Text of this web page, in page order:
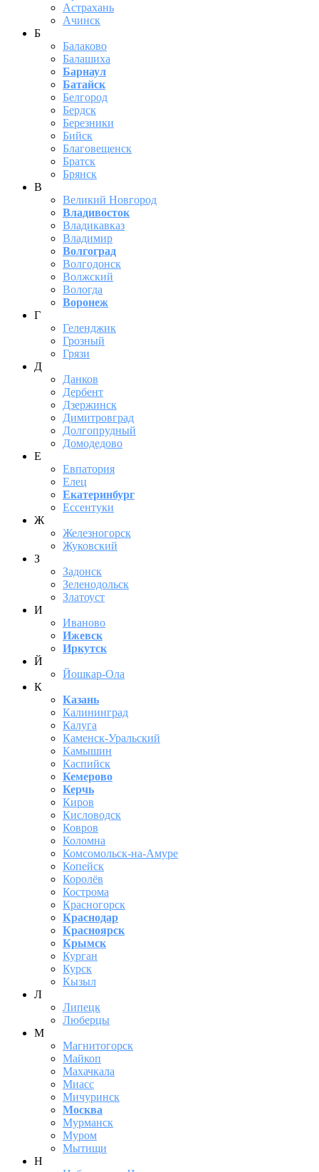
Астрахань
Ачинск
Б
Балаково
Балашиха
Барнаул
Батайск
Белгород
Бердск
Березники
Бийск
Благовещенск
Братск
Брянск
В
Великий Новгород
Владивосток
Владикавказ
Владимир
Волгоград
Волгодонск
Волжский
Вологда
Воронеж
Г
Геленджик
Грозный
Грязи
Д
Данков
Дербент
Дзержинск
Димитровград
Долгопрудный
Домодедово
Е
Евпатория
Елец
Екатеринбург
Ессентуки
Ж
Железногорск
Жуковский
З
Задонск
Зеленодольск
Златоуст
И
Иваново
Ижевск
Иркутск
Й
Йошкар-Ола
К
Казань
Калининград
Калуга
Каменск-Уральский
Камышин
Каспийск
Кемерово
Керчь
Киров
Кисловодск
Ковров
Коломна
Комсомольск-на-Амуре
Копейск
Королёв
Кострома
Красногорск
Краснодар
Красноярск
Крымск
Курган
Курск
Кызыл
Л
Липецк
Люберцы
М
Магнитогорск
Майкоп
Махачкала
Миасс
Мичуринск
Москва
Мурманск
Муром
Мытищи
Н